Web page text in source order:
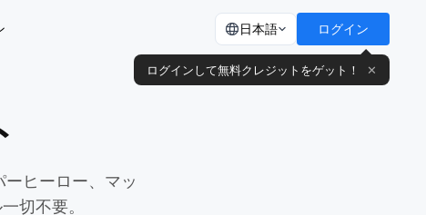
日本語 ログイン
ログインして無料クレジットをゲット！ ✕
ヒーロー、マッ
切不要。